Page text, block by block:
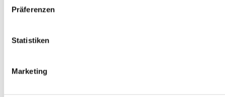
Präferenzen
Statistiken
Marketing